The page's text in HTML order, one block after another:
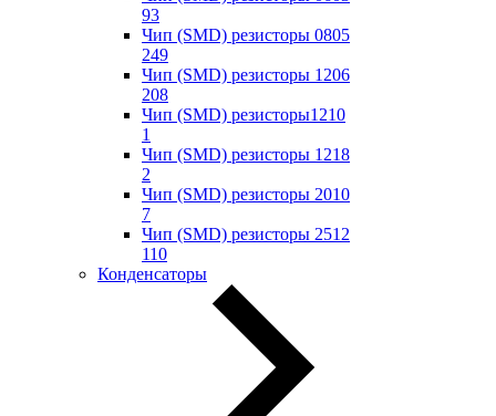
93
Чип (SMD) резисторы 0805
249
Чип (SMD) резисторы 1206
208
Чип (SMD) резисторы1210
1
Чип (SMD) резисторы 1218
2
Чип (SMD) резисторы 2010
7
Чип (SMD) резисторы 2512
110
Конденсаторы